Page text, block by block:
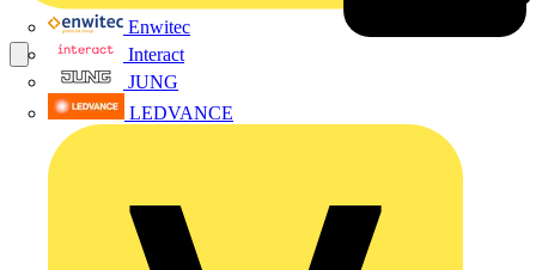
Enwitec
Interact
JUNG
LEDVANCE